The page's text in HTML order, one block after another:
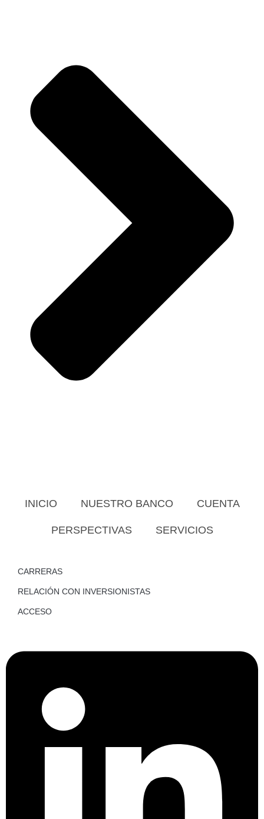
INICIO NUESTRO BANCO CUENTA
PERSPECTIVAS SERVICIOS
CARRERAS
RELACIÓN CON INVERSIONISTAS
ACCESO